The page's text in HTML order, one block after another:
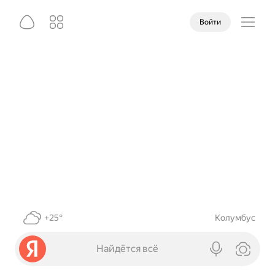
Войти
+25° Колумбус
Найдётся всё